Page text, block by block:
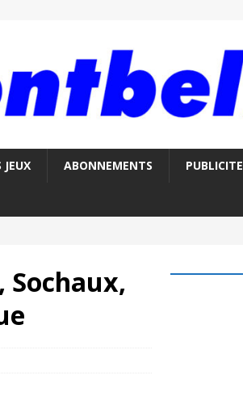
JEUX ABONNEMENTS PUBLICITE
Sochaux,